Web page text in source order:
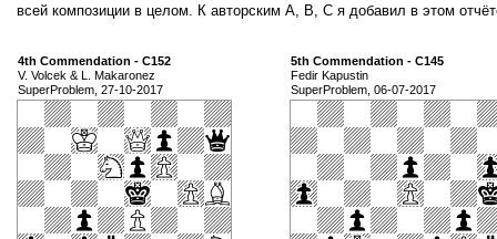
всей композиции в целом. К авторским А, В, С я добавил в этом
4th Commendation - C152
V. Volcek & L. Makaronez
SuperProblem, 27-10-2017
5th Commendation - C145
Fedir Kapustin
SuperProblem, 06-07-2017